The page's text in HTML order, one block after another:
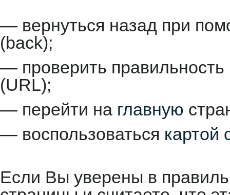
— вернуться назад при
(back);
— проверить
(URL);
— перейти на главную
— воспользоваться картой
Если Вы уверены в